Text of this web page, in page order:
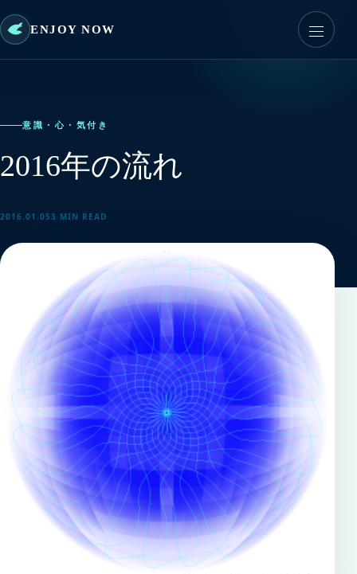
ENJOY NOW
意識・心・気付き
2016年の流れ
2016.01.053 MIN READ